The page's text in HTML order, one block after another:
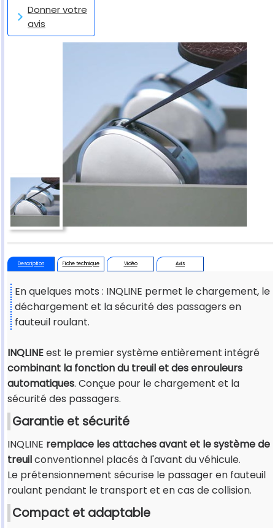
Donner votre
avis
Description Fiche technique Vidéo Avis
En quelques mots : INQLINE permet le chargement, le
déchargement et la sécurité des passagers en
fauteuil roulant.
INQLINEest le premier système entièrement intégré
combinant la fonction du treuil et des enrouleurs
automatiques. Conçue pour le chargement et la
sécurité des passagers.
Garantie et sécurité
INQLINE remplace les attaches avant et le système de
treuilconventionnel placés à l'avant du véhicule.
Le prétensionnement sécurise le passager en fauteuil
roulant pendant le transport et en cas de collision.
Compact et adaptable